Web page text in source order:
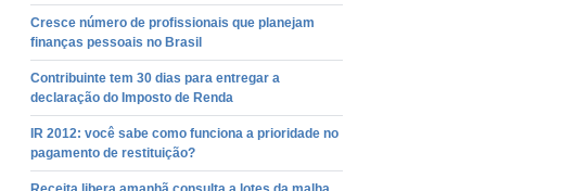
Cresce número de profissionais que planejam
finanças pessoais no Brasil
Contribuinte tem 30 dias para entregar a
declaração do Imposto de Renda
IR 2012: você sabe como funciona a prioridade no
pagamento de restituição?